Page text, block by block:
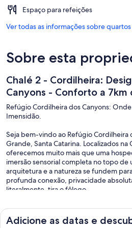
Espaço para refeições
Ver todas as informações sobre quartos
Sobre esta
Chalé 2 - Cordilheira:
Canyons - Conforto a 7km
Refúgio Cordilheira dos Canyons:
Imensidão.
Seja bem-vindo ao Refúgio Cordilheira
Grande, Santa Catarina. Localizados na
oferecemos muito mais que uma
imersão sensorial completa no topo de
arquitetura e a natureza se fundem
profunda conexão, privacidade
literalmente, tira o fôlego.
Localização Estratégica: A Melhor Vista
Nossa localização foi escolhida a dedo
Adicione as datas e